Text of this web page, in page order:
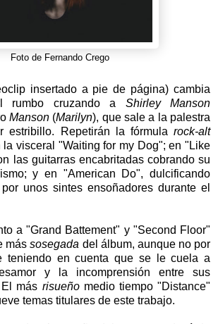
Foto de Fernando Crego
insertado a pie de página) cambia
rumbo cruzando a Shirley Manson
Manson (Marilyn), que sale a la palestra
estribillo. Repetirán la fórmula rock-alt
la visceral "Waiting for my Dog"; en "Like
las guitarras encabritadas cobrando su
y en "American Do", dulcificando
unos sintes ensoñadores durante el
a "Grand Battement" y "Second Floor"
mássosegada del álbum, aunque no por
teniendo en cuenta que se le cuela a
y la incomprensión entre sus
más risueñomedio tiempo "Distance"
temas titulares de este trabajo.